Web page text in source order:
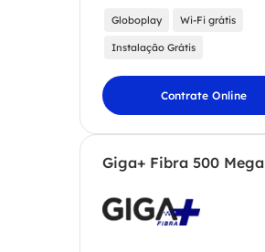
Globoplay Wi-Fi grátis
Instalação Grátis
Contrate Online
Giga+ Fibra 500 Mega